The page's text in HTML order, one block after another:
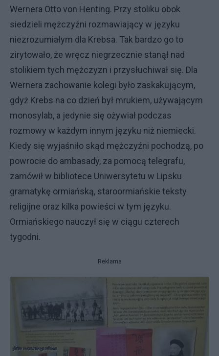
Wernera Otto von Henting. Przy stoliku obok
siedzieli mężczyźni rozmawiający w języku
niezrozumiałym dla Krebsa. Tak bardzo go to
zirytowało, że wręcz niegrzecznie stanął nad
stolikiem tych mężczyzn i przysłuchiwał się. Dla
Wernera zachowanie kolegi było zaskakującym,
gdyż Krebs na co dzień był mrukiem, używającym
monosylab, a jedynie się ożywiał podczas
rozmowy w każdym innym języku niż niemiecki.
Kiedy się wyjaśniło skąd mężczyźni pochodzą, po
powrocie do ambasady, za pomocą telegrafu,
zamówił w bibliotece Uniwersytetu w Lipsku
gramatykę ormiańską, staroormiańskie teksty
religijne oraz kilka powieści w tym języku.
Ormiańskiego nauczył się w ciągu czterech
tygodni.
Reklama